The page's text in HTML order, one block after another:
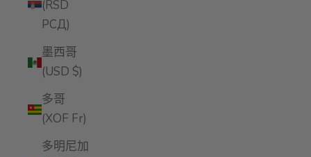
(RSD
РСД)
墨西哥
(USD $)
多哥
(XOF Fr)
多明尼加